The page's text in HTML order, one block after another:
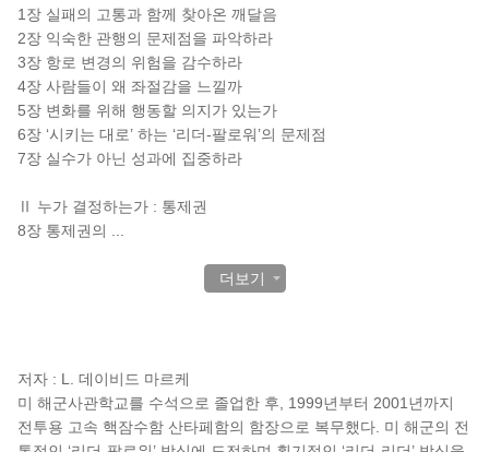
1장 실패의 고통과 함께 찾아온 깨달음
2장 익숙한 관행의 문제점을 파악하라
3장 항로 변경의 위험을 감수하라
4장 사람들이 왜 좌절감을 느낄까
5장 변화를 위해 행동할 의지가 있는가
6장 ‘시키는 대로’ 하는 ‘리더-팔로워’의 문제점
7장 실수가 아닌 성과에 집중하라
Ⅱ 누가 결정하는가 : 통제권
8장 통제권의
더보기
저자 : L. 데이비드 마르케
미 해군사관학교를 수석으로 졸업한 후, 1999년부터 2001년까지
전투용 고속 핵잠수함 산타페함의 함장으로 복무했다. 미 해군의 전